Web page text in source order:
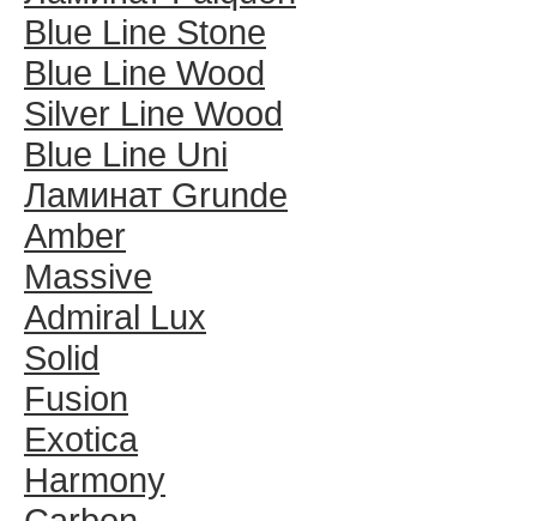
Blue Line Stone
Blue Line Wood
Silver Line Wood
Blue Line Uni
Ламинат Grunde
Amber
Massive
Admiral Lux
Solid
Fusion
Exotica
Harmony